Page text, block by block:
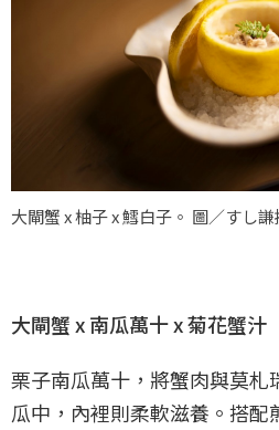
大閘蟹 x 柚子 x 鱈白子。 圖／すし
大閘蟹 x 南瓜萬十 x 菊花蟹汁
栗子南瓜萬十，將蟹肉與莫札
瓜中，內裡則柔軟滋養。搭配